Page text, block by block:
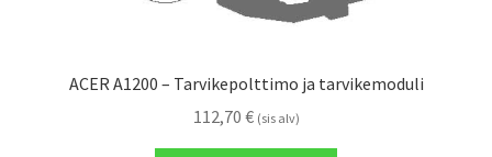
ACER A1200 – Tarvikepolttimo ja tarvikemoduli
112,70 € (sis alv)